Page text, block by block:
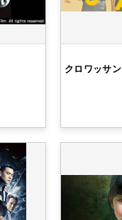
クロワッサン